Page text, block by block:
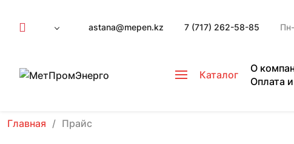
astana@mepen.kz 7 (717) 262-58-85
Каталог
О
Оплата
Главная Прайс